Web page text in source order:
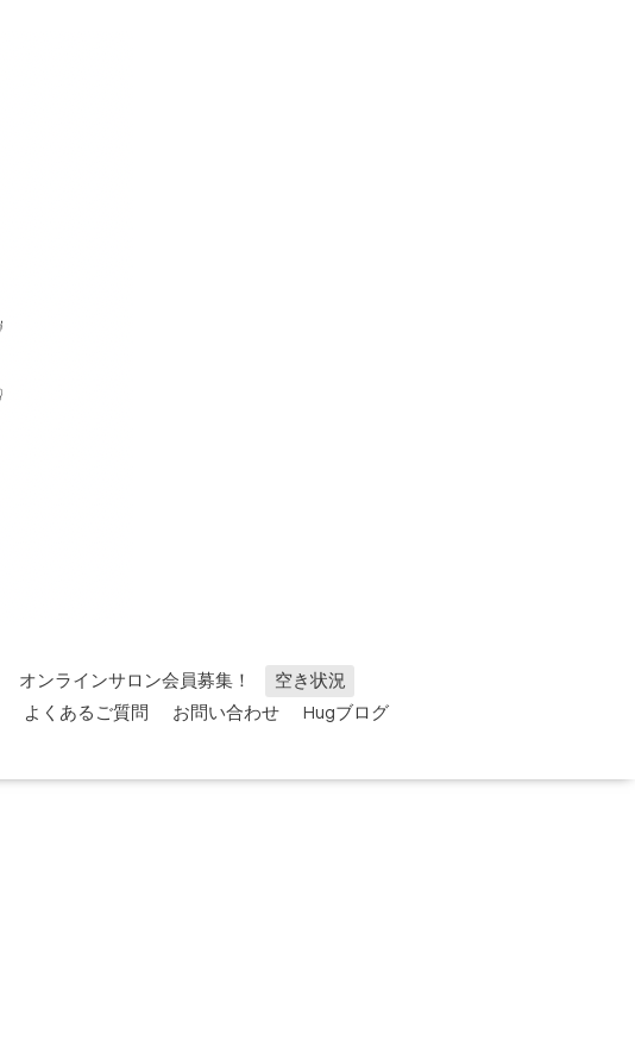
オンラインサロン会員募集！
空き状況
よくあるご質問 お問い合わせ
Hugブログ